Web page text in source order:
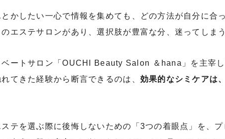
かしたい一心で情報を集めても、どの方法が自分に合
エステサロンがあり、選択肢が豊富な分、迷ってしま
ートサロン「OUCHI Beauty Salon ＆hana」を主宰
てきた経験から断言できるのは、 効果的なシミケアは
テを選ぶ際に後悔しないための「3つの着眼点」を、